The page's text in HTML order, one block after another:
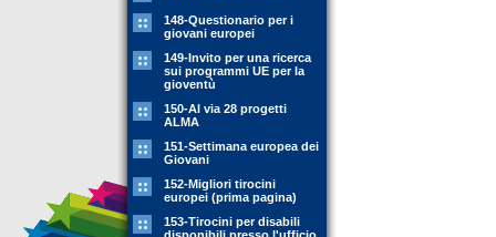
148-Questionario per i
giovani europei
149-Invito per una ricerca
sui programmi UE per la
gioventù
150-Al via 28 progetti
ALMA
151-Settimana europea dei
Giovani
152-Migliori tirocini
europei (prima pagina)
153-Tirocini per disabili